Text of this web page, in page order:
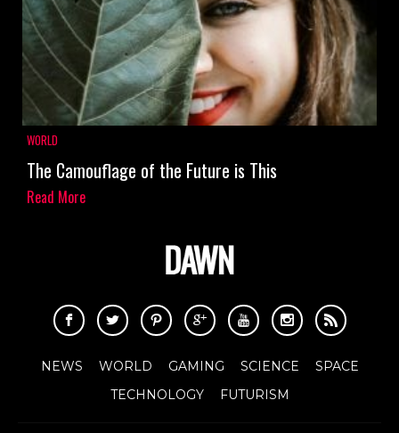
WORLD
The Camouflage of the Future is This
Read More
NEWS WORLD GAMING SCIENCE
SPACE
TECHNOLOGY
FUTURISM